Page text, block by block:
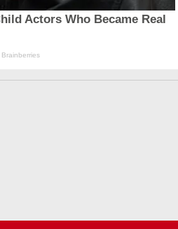
Actors Who Became Real
Brainberries